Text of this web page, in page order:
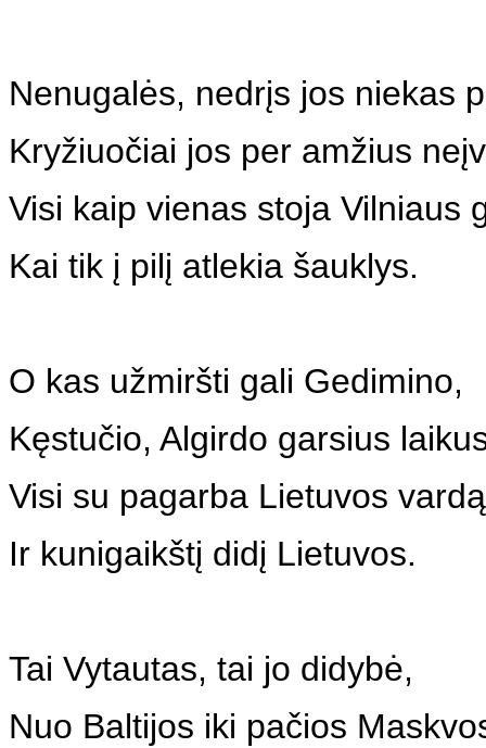
Nenugalės, nedrįs jos niekas
Kryžiuočiai jos per amžius
Visi kaip vienas stoja Vilniaus
Kai tik į pilį atlekia šauklys.
O kas užmiršti gali Gedimino,
Kęstučio, Algirdo garsius
Visi su pagarba Lietuvos
Ir kunigaikštį didį Lietuvos.
Tai Vytautas, tai jo didybė,
Nuo Baltijos iki pačios